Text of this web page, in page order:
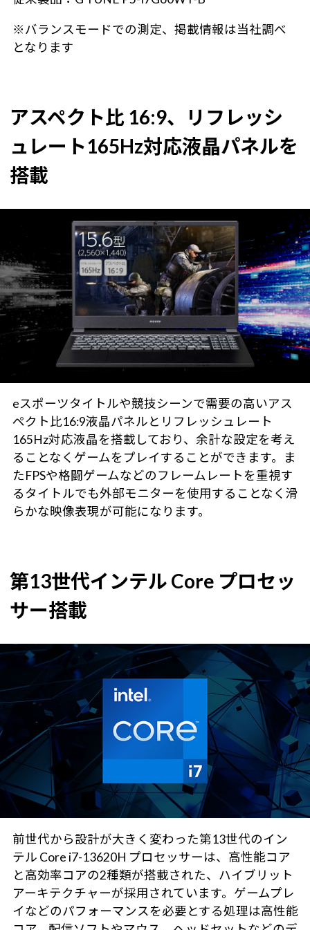
※バランスモードでの測定、掲載情報は当社調べ
となります
アスペクト比 16:9、リフレッシ
ュレート165Hz対応液晶パネルを
搭載
eスポーツタイトルや競技シーンで需要の高いアス
ペクト比16:9液晶パネルとリフレッシュレート
165Hz対応液晶を搭載しており、余計な設定を考え
ることなくゲームをプレイすることができます。ま
たFPSや格闘ゲームなどのフレームレートを重視す
るタイトルでも外部モニターを使用することなく滑
らかな映像表現が可能になります。
第13世代インテル Core プロセッ
サー搭載
前世代から設計が大きく変わった第13世代のイン
テル Core i7-13620H プロセッサーは、高性能コア
と高効率コアの2種類が搭載された、ハイブリット
アーキテクチャーが採用されています。ゲームプレ
イなどのパフォーマンスを必要とする処理は高性能